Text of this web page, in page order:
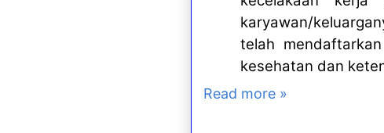
karyawan/
telah
kesehatan dan
Read more »